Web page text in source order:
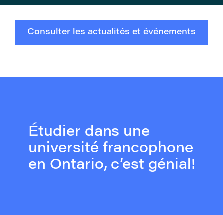
Consulter les actualités et événements
Étudier dans une
université francophone
en Ontario, c’est génial!